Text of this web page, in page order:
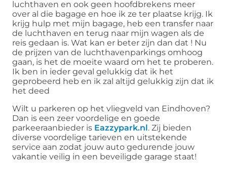
luchthaven en ook geen hoofdbrekens meer
over al die bagage en hoe ik ze ter plaatse krijg. Ik
krijg hulp met mijn bagage, heb een transfer naar
de luchthaven en terug naar mijn wagen als de
reis gedaan is. Wat kan er beter zijn dan dat ! Nu
de prijzen van de luchthavenparkings omhoog
gaan, is het de moeite waard om het te proberen.
Ik ben in ieder geval gelukkig dat ik het
geprobeerd heb en ik zal altijd gelukkig zijn dat ik
het deed
Wilt u parkeren op het vliegveld van Eindhoven?
Dan is een zeer voordelige en goede
parkeeraanbieder is Eazzypark.nl. Zij bieden
diverse voordelige tarieven en uitstekende
service aan zodat jouw auto gedurende jouw
vakantie veilig in een beveiligde garage staat!